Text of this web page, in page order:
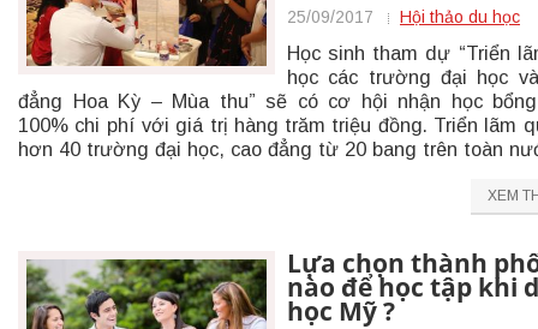
25/09/2017 Hội thảo du học
Học sinh tham dự “Triển
học các trường đại học
đẳng Hoa Kỳ – Mùa thu” sẽ có cơ hội nhận học
100% chi phí với giá trị hàng trăm triệu đồng. Triển lãm
hơn 40 trường đại học, cao đẳng từ 20 bang trên toàn
XEM
Lựa chọn thành
nào để học tập khi
học Mỹ ?